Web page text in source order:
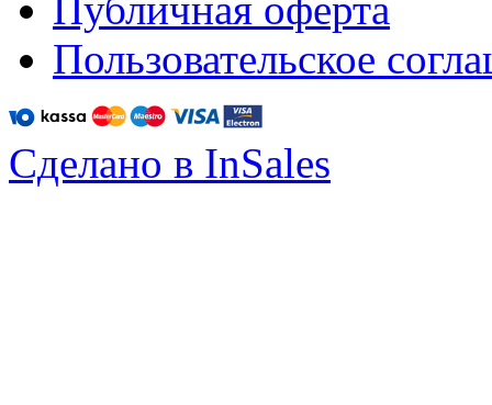
Пользовательское
Сделано в InSales